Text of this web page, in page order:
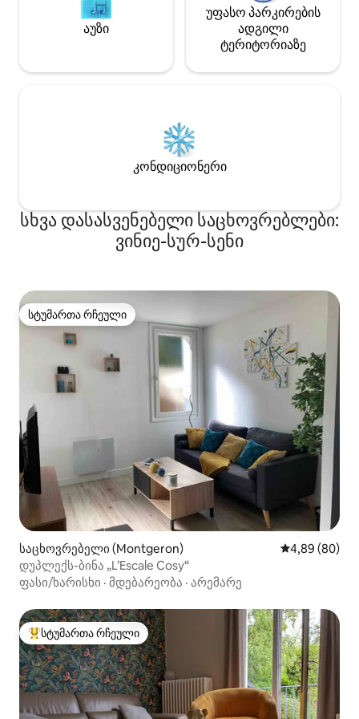
აუზი
უფასო პარკირების
ადგილი
ტერიტორიაზე
კონდიციონერი
სხვა დასასვენებელი საცხოვრებლები:
ვინიე-სურ-სენი
სტუმართა რჩეული
სტუმართა რჩეული
საცხოვრებელი (Montgeron) საშუალო
4,89 (80)
დუპლექს-ბინა „L’Escale Cosy“
ფასი/ხარისხი · მდებარეობა · არემარე
სტუმართა რჩეული მოწინავე ვარიანტი
სტუმართა რჩეული